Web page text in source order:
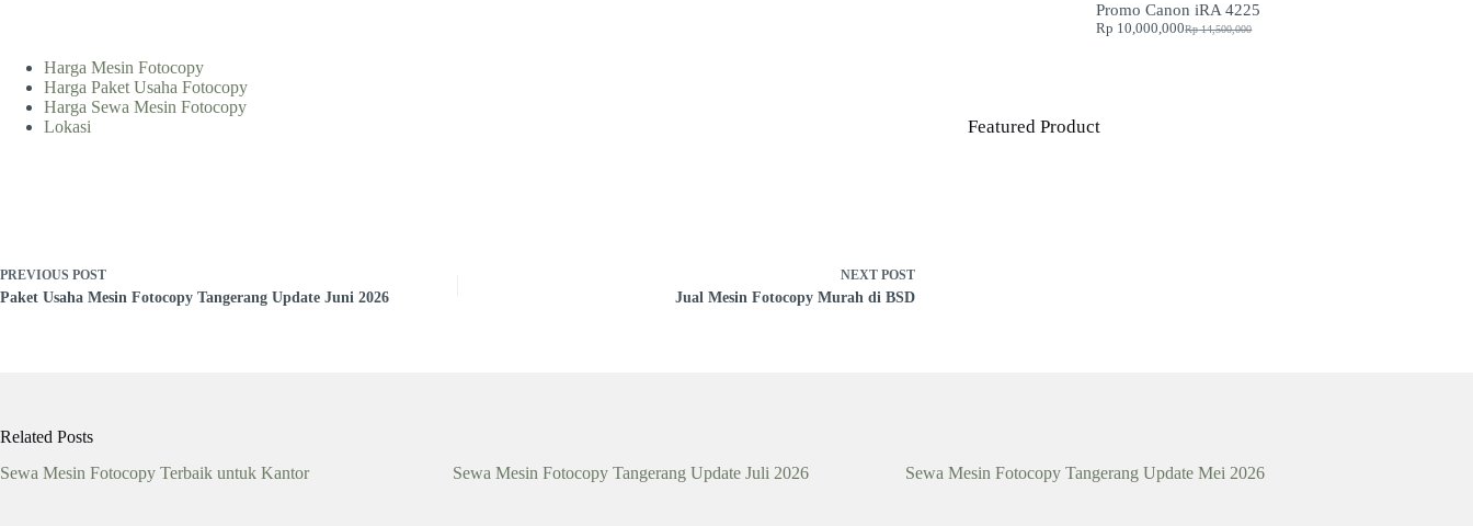
Harga Mesin Fotocopy
Harga Paket Usaha Fotocopy
Harga Sewa Mesin Fotocopy
Lokasi
PREVIOUS POST
Paket Usaha Mesin Fotocopy Tangerang Update Juni 2026
NEXT POST
Jual Mesin Fotocopy Murah di BSD
Promo Canon iRA 4225
Rp14,500,000
Original
Rp 10,000,000Current
Featured Product
Related Posts
Sewa Mesin Fotocopy Terbaik untuk Kantor
Sewa Mesin Fotocopy Tangerang Update Juli 2026 Sewa Mesin Fotocopy Tangerang Update Mei 2026